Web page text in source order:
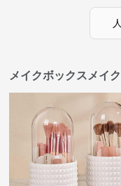
メイクボックスメイ